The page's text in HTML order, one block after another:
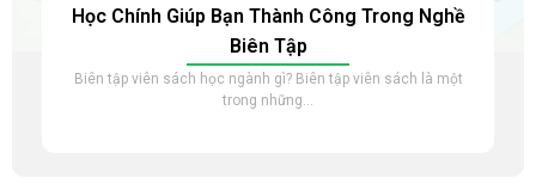
Học Chính Giúp Bạn Thành Công Trong Nghề
Biên Tập
Biên tập viên sách học ngành gì? Biên tập viên sách là một
trong những...